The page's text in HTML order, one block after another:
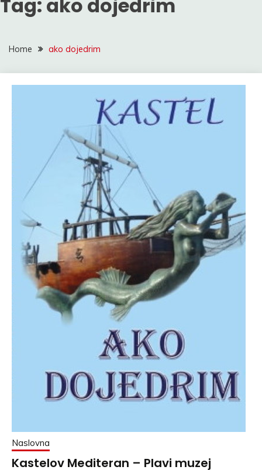
Tag: ako dojedrim
Home ako dojedrim
Naslovna
Kastelov Mediteran – Plavi muzej